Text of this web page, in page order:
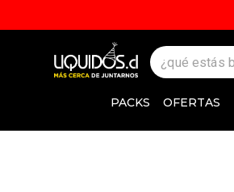
PACKS OFERTAS